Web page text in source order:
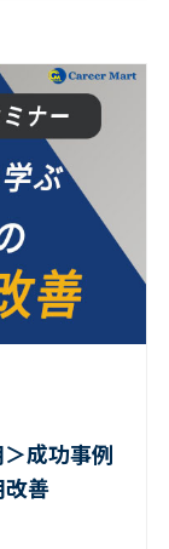
＞成功事例
改善